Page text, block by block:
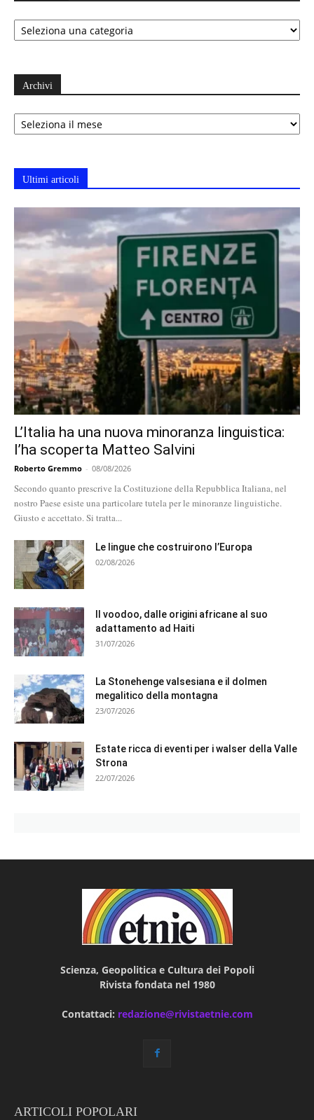
Categorie
Archivi
Archivi
Ultimi articoli
L’Italia ha una nuova minoranza linguistica:
l’ha scoperta Matteo Salvini
Roberto Gremmo - 08/08/2026
Secondo quanto prescrive la Costituzione della Repubblica Italiana, nel
nostro Paese esiste una particolare tutela per le minoranze linguistiche.
Giusto e accettato. Si tratta...
Le lingue che costruirono l’Europa
02/08/2026
Il voodoo, dalle origini africane al suo
adattamento ad Haiti
31/07/2026
La Stonehenge valsesiana e il dolmen
megalitico della montagna
23/07/2026
Estate ricca di eventi per i walser della Valle
Strona
22/07/2026
Scienza, Geopolitica e Cultura dei Popoli
Rivista fondata nel 1980
Contattaci: redazione@rivistaetnie.com
ARTICOLI POPOLARI